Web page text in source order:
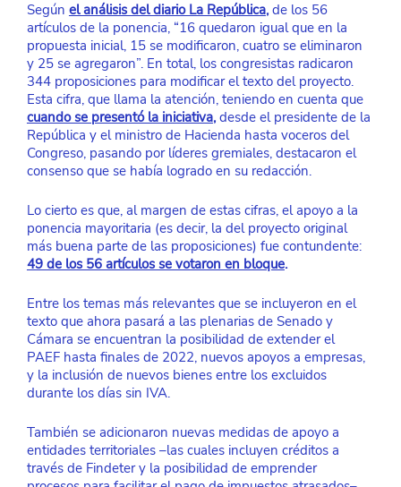
Según el análisis del diario La República, de los 56
artículos de la ponencia, “16 quedaron igual que en la
propuesta inicial, 15 se modificaron, cuatro se eliminaron
y 25 se agregaron”. En total, los congresistas radicaron
344 proposiciones para modificar el texto del proyecto.
Esta cifra, que llama la atención, teniendo en cuenta que
cuando se presentó la iniciativa, desde el presidente de la
República y el ministro de Hacienda hasta voceros del
Congreso, pasando por líderes gremiales, destacaron el
consenso que se había logrado en su redacción.
Lo cierto es que, al margen de estas cifras, el apoyo a la
ponencia mayoritaria (es decir, la del proyecto original
más buena parte de las proposiciones) fue contundente:
49 de los 56 artículos se votaron en bloque.
Entre los temas más relevantes que se incluyeron en el
texto que ahora pasará a las plenarias de Senado y
Cámara se encuentran la posibilidad de extender el
PAEF hasta finales de 2022, nuevos apoyos a empresas,
y la inclusión de nuevos bienes entre los excluidos
durante los días sin IVA.
También se adicionaron nuevas medidas de apoyo a
entidades territoriales –las cuales incluyen créditos a
través de Findeter y la posibilidad de emprender